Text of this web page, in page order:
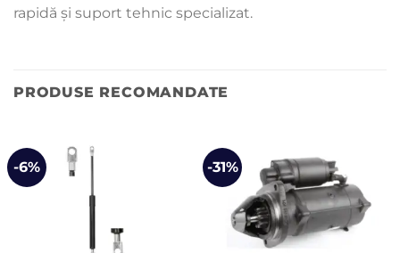
rapidă și suport tehnic specializat.
PRODUSE RECOMANDATE
-6% -31%